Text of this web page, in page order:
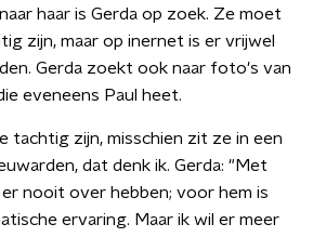
haar is Gerda op zoek. Ze moet
zijn, maar op inernet is er vrijwel
Gerda zoekt ook naar foto's van
eveneens Paul heet.
tachtig zijn, misschien zit ze in een
dat denk ik. Gerda: "Met
nooit over hebben; voor hem is
ervaring. Maar ik wil er meer